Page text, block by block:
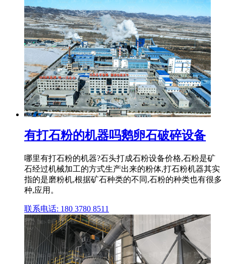
有打石粉的机器吗鹅卵石破碎设备
哪里有打石粉的机器?石头打成石粉设备价格,石粉是矿
石经过机械加工的方式生产出来的粉体,打石粉机器其实
指的是磨粉机,根据矿石种类的不同,石粉的种类也有很多
种,应用。
联系电话: 180 3780 8511